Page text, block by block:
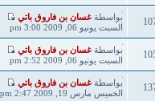
آخر
مشاركة
بواسطةغسان بن فاروق باتي
السبت يونيو 06, 2009 3:00 pm
آخر
مشاركة
بواسطةغسان بن فاروق باتي
السبت يونيو 06, 2009 2:52 pm
آخر
مشاركة
بواسطةغسان بن فاروق باتي
الخميس مارس 19, 2009 2:47 pm